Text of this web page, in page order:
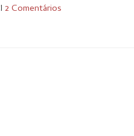
I 2 Comentários